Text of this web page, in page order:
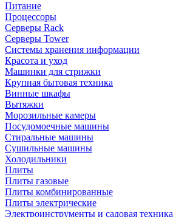
Питание
Процессоры
Серверы Rack
Серверы Tower
Системы хранения информации
Красота и уход
Машинки для стрижки
Крупная бытовая техника
Винные шкафы
Вытяжки
Морозильные камеры
Посудомоечные машины
Стиральные машины
Сушильные машины
Холодильники
Плиты
Плиты газовые
Плиты комбинированные
Плиты электрические
Электроинструменты и садовая техника